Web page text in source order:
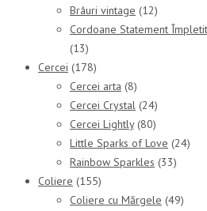
Brâuri vintage (12)
Cordoane Statement
(13)
Cercei (178)
Cercei arta (8)
Cercei Crystal (24)
Cercei Lightly (80)
Little Sparks of Love (24)
Rainbow Sparkles (33)
Coliere (155)
Coliere cu Mărgele (49)